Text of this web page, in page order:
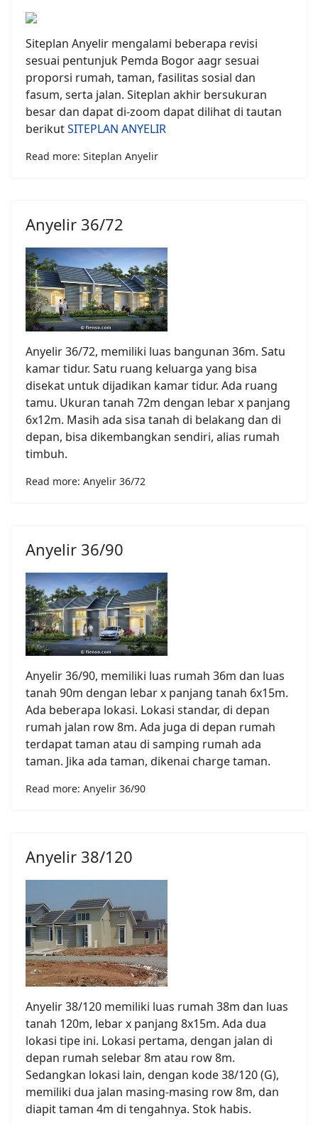
Siteplan Anyelir mengalami beberapa revisi
sesuai pentunjuk Pemda Bogor aagr sesuai
proporsi rumah, taman, fasilitas sosial dan
fasum, serta jalan. Siteplan akhir bersukuran
besar dan dapat di-zoom dapat dilihat di tautan
berikutSITEPLAN ANYELIR
Read more: Siteplan Anyelir
Anyelir 36/72
Anyelir 36/72, memiliki luas bangunan 36m. Satu
kamar tidur. Satu ruang keluarga yang bisa
disekat untuk dijadikan kamar tidur. Ada ruang
tamu. Ukuran tanah 72m dengan lebar x panjang
6x12m. Masih ada sisa tanah di belakang dan di
depan, bisa dikembangkan sendiri, alias rumah
timbuh.
Read more: Anyelir 36/72
Anyelir 36/90
Anyelir 36/90, memiliki luas rumah 36m dan luas
tanah 90m dengan lebar x panjang tanah 6x15m.
Ada beberapa lokasi. Lokasi standar, di depan
rumah jalan row 8m. Ada juga di depan rumah
terdapat taman atau di samping rumah ada
taman. Jika ada taman, dikenai charge taman.
Read more: Anyelir 36/90
Anyelir 38/120
Anyelir 38/120 memiliki luas rumah 38m dan luas
tanah 120m, lebar x panjang 8x15m. Ada dua
lokasi tipe ini. Lokasi pertama, dengan jalan di
depan rumah selebar 8m atau row 8m.
Sedangkan lokasi lain, dengan kode 38/120 (G),
memiliki dua jalan masing-masing row 8m, dan
diapit taman 4m di tengahnya. Stok habis.